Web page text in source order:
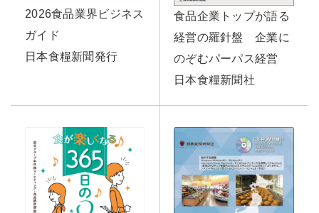
2026食品業界ビジネス
ガイド
日本食糧新聞発行
食品企業トップが語る
経営の羅針盤 企業に
のぞむパーパス経営
日本食糧新聞社